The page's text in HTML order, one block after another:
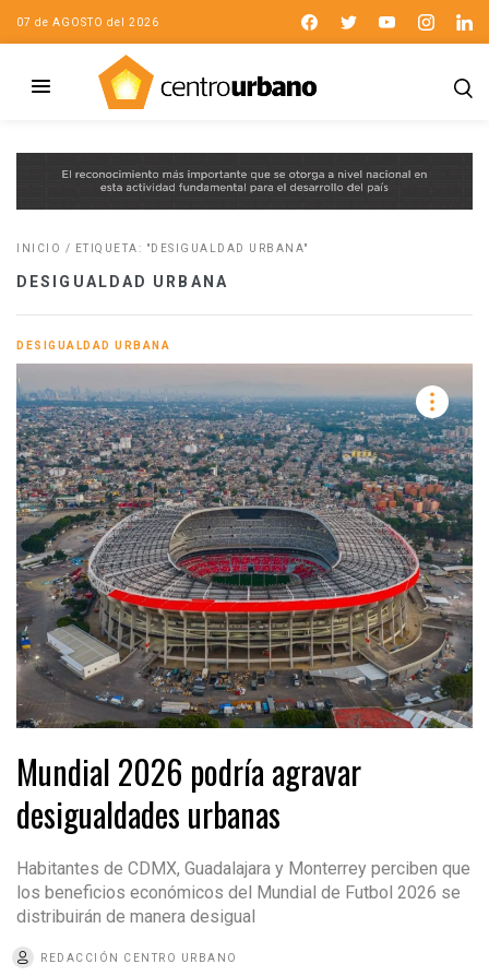
07 de AGOSTO del 2026
INICIO / ETIQUETA: "DESIGUALDAD URBANA"
DESIGUALDAD URBANA
DESIGUALDAD URBANA
Mundial 2026 podría agravar
desigualdades urbanas
Habitantes de CDMX, Guadalajara y Monterrey perciben que
los beneficios económicos del Mundial de Futbol 2026 se
distribuirán de manera desigual
REDACCIÓN CENTRO URBANO